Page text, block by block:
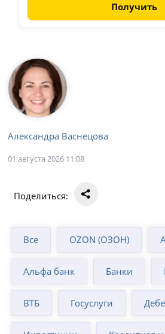
Получить
Александра Васнецова
01 августа 2026 11:08
Поделиться:
Все OZON (ОЗОН)
Альфа банк Банки
ВТБ Госуслуги